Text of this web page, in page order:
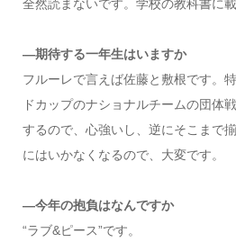
全然読まないです。学校の教科書に載
—期待する一年生はいますか
フルーレで言えば佐藤と敷根です。
ドカップのナショナルチームの団体
するので、心強いし、逆にそこまで
にはいかなくなるので、大変です。
—今年の抱負はなんですか
“ラブ&ピース”です。